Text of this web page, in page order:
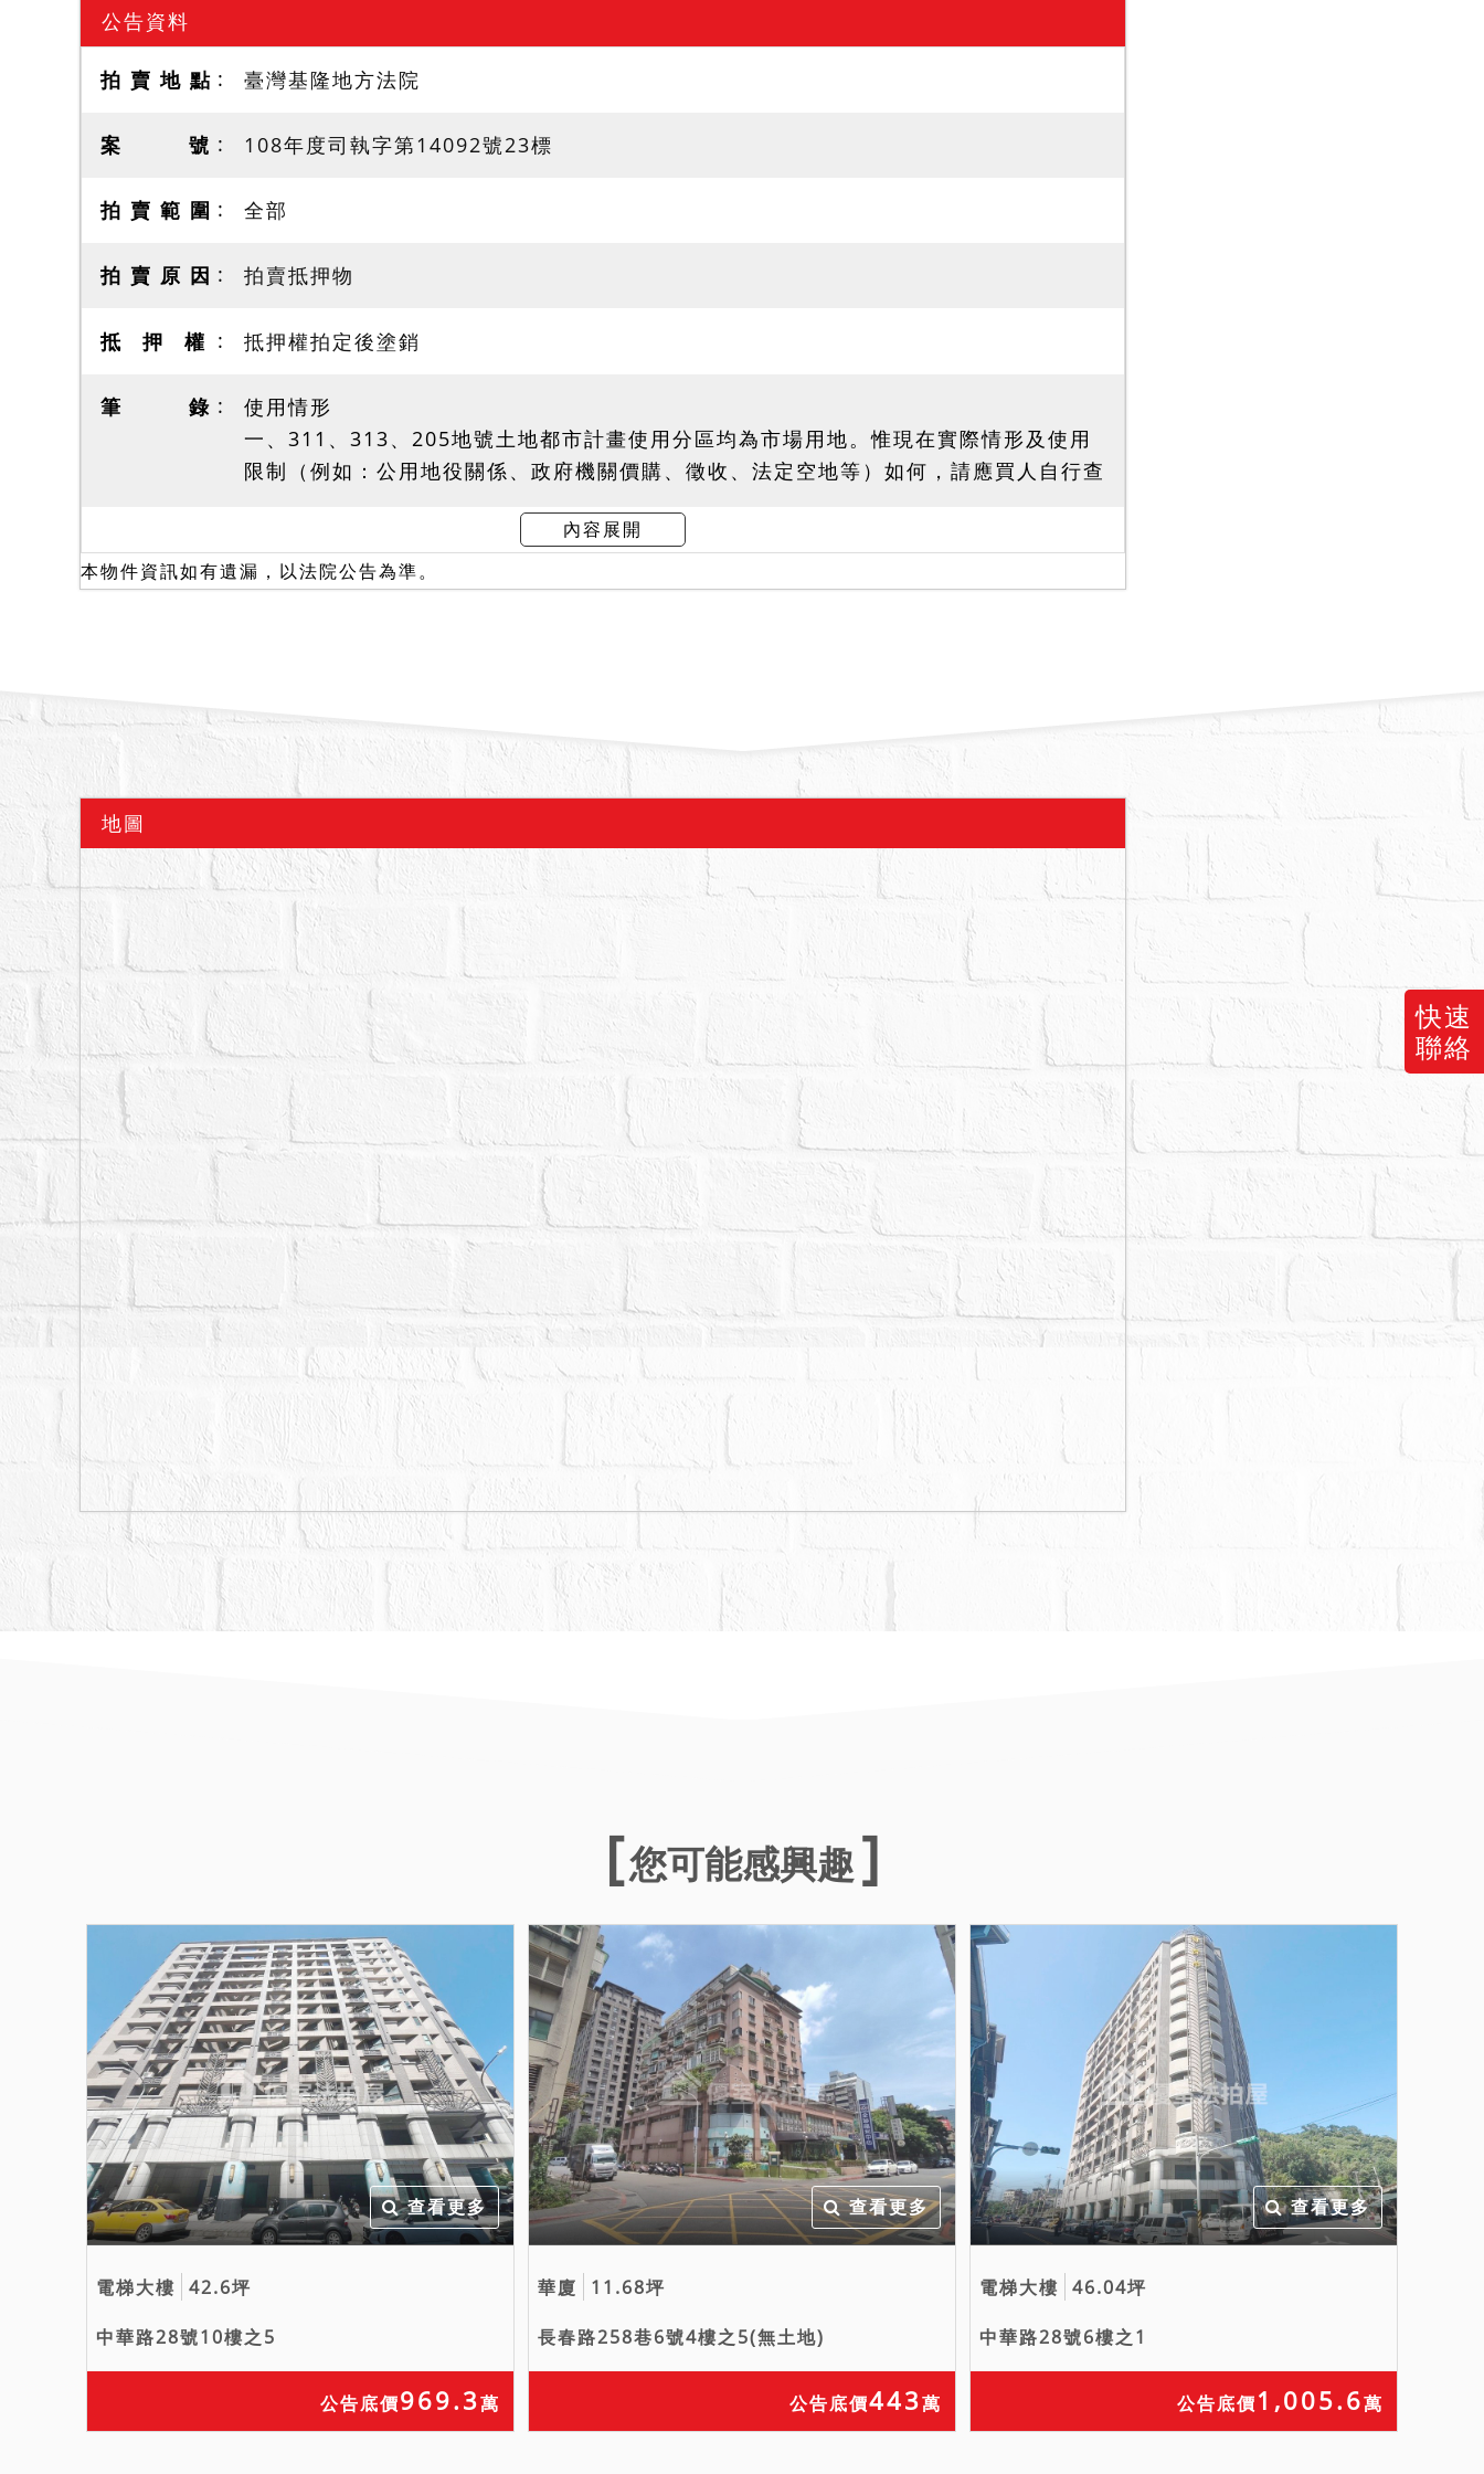
快速
聯絡
公告資料
拍 賣 地 點 臺灣基隆地方法院
案 號 108年度司執字第14092號23標
拍 賣 範 圍 全部
拍 賣 原 因 拍賣抵押物
抵 押 權 抵押權拍定後塗銷
筆 錄
使用情形
一、311、313、205地號土地都市計畫使用分區均為市場用地。惟現在實際情形及使用
限制（例如：公用地役關係、政府機關價購、徵收、法定空地等）如何，請應買人自行查
二、民國108年8月14、15日查封時，1072建號為空屋，109年5月14日履勘時，騎樓有
擺放砂石，1樓商場堆滿雜物，1、2、3樓均未復電，樑柱及天花板部分均尚未粉刷完
畢。大廳旁電梯為住家電梯，僅能通往4樓以上，其餘電梯尚無作用。地下2樓為機械式
三、本院於查封後發函各主管機關查詢是否曾發生非自然死亡、火災受損、地震受損、海
砂屋列管等，經基隆市警察局於111年10月19日回覆該局並無相關建檔資料庫，無法提
供是否曾發生非自然死亡情形之相關資訊；經基隆市消防局於111年10月19日回覆查無
地震受損之建築物等相關資料供參；本院並無從確保各該主管機關所提供資料之完整性、
正確性與即時性，亦無法確保拍賣標的至拍定時均不會發生非自然死亡、火災受損、地震
受損事件，或新檢測為海砂屋、輻射屋等。債權人、鑑定人均未表示建物有海砂屋、輻射
屋、地震受創、嚴重漏水、火災受損、非自然死亡之情事。拍賣標的如有上述足以影響拍
賣標的之情事，債權人及債務人均應儘速檢附相關證明資料陳報法院，以供法院即時審
酌。另依強制執行法第69條之規定，拍賣物買受人就物之瑕疵本無擔保請求權，應買人
仍應自行查明、確認。
四、1072建號於民國108年8月14、15日查封時為空屋，拍定後點交。
五、本件建物登記謄本未登記停車位。
一、上開不動產4宗合併拍賣，請投標人分別出價。
二、拍賣最低價額合計新台幣：9,812,000元，以總價最高者得標。
三、保證金新台幣：1,963,000元。
四、如債務人未指定開標順序時，即按1〜65標順序依序開標。如先順序之拍賣所得價金
已足清償執行費用、土地增值稅、地價稅、房屋稅、營業稅、其他優先債權及本件債權額
時，後順序之各標即停止拍賣。縱經拍定，亦得撤銷。請應買人注意。債務人於開標前到
場時，得當場指定各標開標之順序。債權人聲明願承受時，以其聲明願承受標別之價金已
足清償執行費用、土地增值稅、地價稅、房屋稅、營業稅、其他優先債權及本件債權額
時，其餘標別即不許其承受，縱許其承受，亦得撤銷。
五、抵押權登記拍定後塗銷。
六、應買人應自行查明本件拍賣標的有無積欠公寓大廈之管理費，並注意有無民法第826
條之1第3項規定之適用。
七、依基隆市政府民國112年6月17日基府產場貳字第1120125113號函文所示：本件土
地使用分區為市場用地，並依都市計畫公共設施用地多目標使用辦法及獎勵投資辦理都市
內容展開
本物件資訊如有遺漏，以法院公告為準。
地圖
您可能感興趣
查看更多
電梯大樓 42.6坪
中華路28號10樓之5
公告底價969.3萬
查看更多
華廈 11.68坪
長春路258巷6號4樓之5(無土地)
公告底價443萬
查看更多
電梯大樓 46.04坪
中華路28號6樓之1
公告底價1,005.6萬